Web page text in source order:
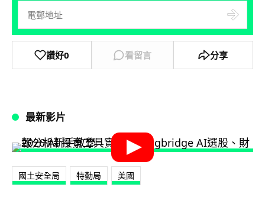
讚好0 看留言 分享
最新影片
國土安全局 特勤局 美國